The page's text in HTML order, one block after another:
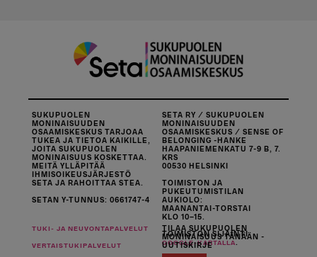
SUKUPUOLEN
MONINAISUUDEN
OSAAMISKESKUS TARJOAA
TUKEA JA TIETOA KAIKILLE,
JOITA SUKUPUOLEN
MONINAISUUS KOSKETTAA.
MEITÄ YLLÄPITÄÄ
IHMISOIKEUSJÄRJESTÖ
SETA JA RAHOITTAA STEA.
SETAN Y-TUNNUS: 0661747-4
SETA RY / SUKUPUOLEN
MONINAISUUDEN
OSAAMISKESKUS / SENSE OF
BELONGING -HANKE
HAAPANIEMENKATU 7-9 B, 7.
KRS
00530 HELSINKI
TOIMISTON JA
PUKEUTUMISTILAN
AUKIOLO:
MAANANTAI-TORSTAI
KLO 10–15.
TOIMISTON SIJAINTI
GOOGLE-KARTALLA
TUKI- JA NEUVONTAPALVELUT
VERTAISTUKIPALVELUT
TILAA SUKUPUOLEN
MONINAISUUS TÄNÄÄN -
UUTISKIRJE